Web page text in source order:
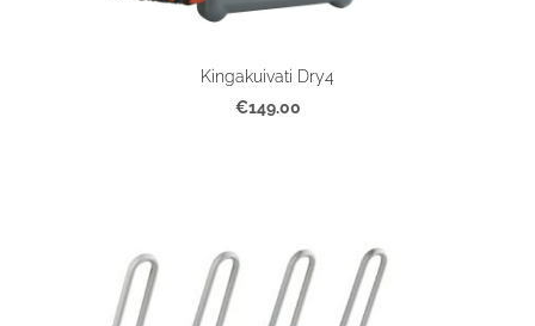
Kingakuivati Dry4
€149.00